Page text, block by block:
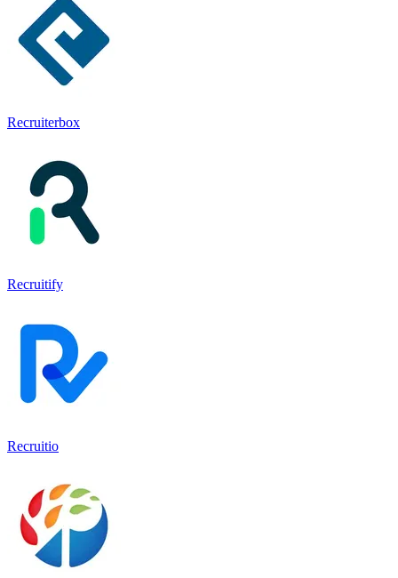
Recruiterbox
Recruitify
Recruitio